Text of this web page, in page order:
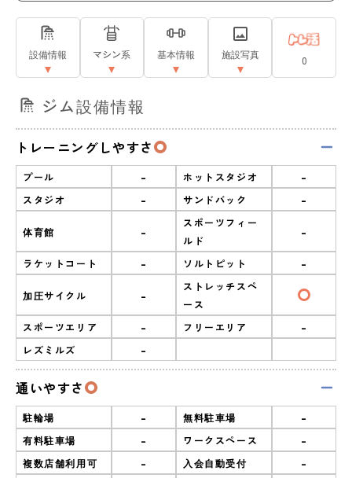
設備情報 マシン系 基本情報 施設写真 0
ジム設備情報
トレーニングしやすさ
プール - ホットスタジオ -
スタジオ - サンドバック -
体育館 -
スポーツフィー
ルド
-
ラケットコート - ソルトピット -
加圧サイクル -
ストレッチスペ
ース
スポーツエリア
- フリーエリア -
レズミルズ -
通いやすさ
駐輪場 - 無料駐車場 -
有料駐車場 - ワークスペース -
複数店舗利用可 - 入会自動受付 -